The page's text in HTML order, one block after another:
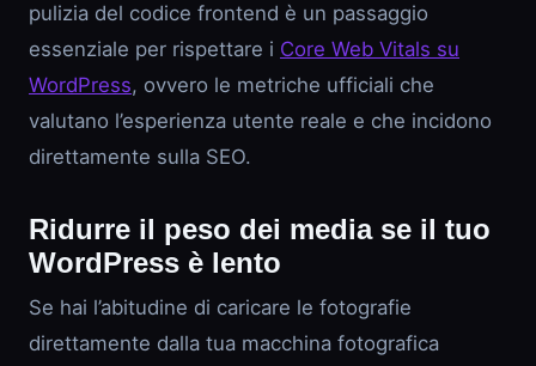
pulizia del codice frontend è un passaggio
essenziale per rispettare i Core Web Vitals su
WordPress, ovvero le metriche ufficiali che
valutano l’esperienza utente reale e che incidono
direttamente sulla SEO.
Ridurre il peso dei media se il tuo
WordPress è lento
Se hai l’abitudine di caricare le fotografie
direttamente dalla tua macchina fotografica